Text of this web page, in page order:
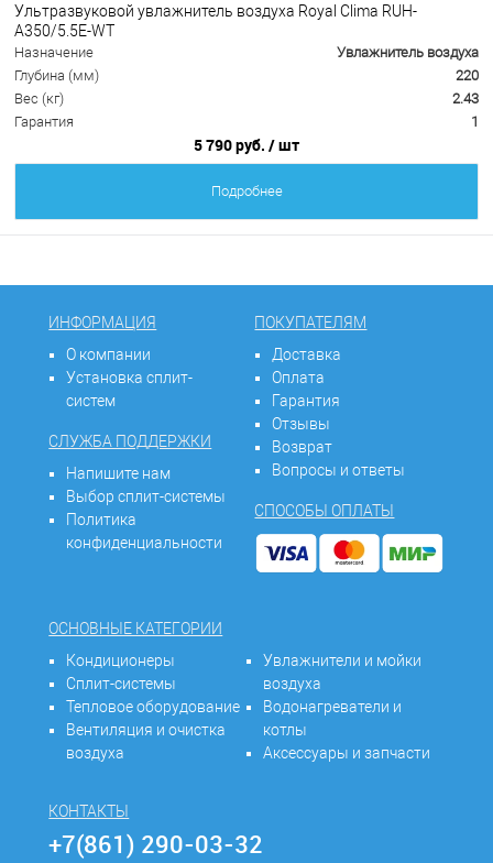
Ультразвуковой увлажнитель воздуха Royal Clima RUH-
A350/5.5E-WT
Назначение
Увлажнитель воздуха
Глубина (мм)
220
Вес (кг)
2.43
Гарантия
1
5 790 руб. / шт
Подробнее
ИНФОРМАЦИЯ
О компании
Установка сплит-
систем
СЛУЖБА ПОДДЕРЖКИ
Напишите нам
Выбор сплит-системы
Политика
конфиденциальности
ПОКУПАТЕЛЯМ
Доставка
Оплата
Гарантия
Отзывы
Возврат
Вопросы и ответы
СПОСОБЫ ОПЛАТЫ
ОСНОВНЫЕ КАТЕГОРИИ
Кондиционеры
Сплит-системы
Тепловое оборудование
Вентиляция и очистка
воздуха
Увлажнители и мойки
воздуха
Водонагреватели и
котлы
Аксессуары и запчасти
КОНТАКТЫ
+7(861) 290-03-32